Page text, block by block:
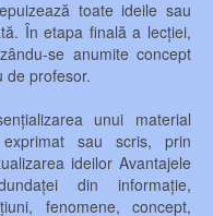
toate ideile sau
În etapa finală a lecției,
se anumite concept
de profesor.
unui material
sau scris, prin
ideilor Avantajele
din informație,
fenomene, concept,